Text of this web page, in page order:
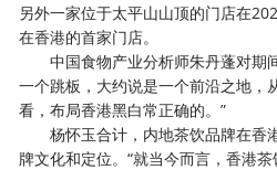
另外一家位于太平山山顶的门店在
在香港的首家门店。
中国食物产业分析师朱丹蓬对期
一个跳板，大约说是一个前沿之地，
看，布局香港黑白常正确的。”
杨怀玉合计，内地茶饮品牌在香
牌文化和定位。“就当今而言，香港